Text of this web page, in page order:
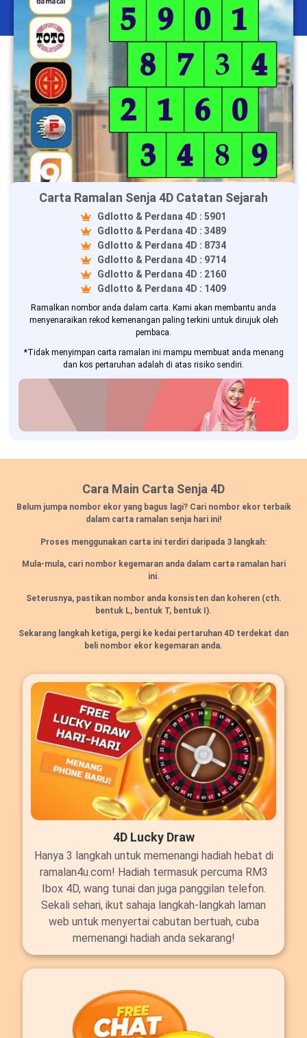
Carta Ramalan Senja 4D Catatan Sejarah
Gdlotto & Perdana 4D : 5901
Gdlotto & Perdana 4D : 3489
Gdlotto & Perdana 4D : 8734
Gdlotto & Perdana 4D : 9714
Gdlotto & Perdana 4D : 2160
Gdlotto & Perdana 4D : 1409
Ramalkan nombor anda dalam carta. Kami akan membantu anda
menyenaraikan rekod kemenangan paling terkini untuk dirujuk oleh
pembaca.
*Tidak menyimpan carta ramalan ini mampu membuat anda menang
dan kos pertaruhan adalah di atas risiko sendiri.
Cara Main Carta Senja 4D
Belum jumpa nombor ekor yang bagus lagi? Cari nombor ekor terbaik
dalam carta ramalan senja hari ini!
Proses menggunakan carta ini terdiri daripada 3 langkah:
Mula-mula, cari nombor kegemaran anda dalam carta ramalan hari
ini.
Seterusnya, pastikan nombor anda konsisten dan koheren (cth.
bentuk L, bentuk T, bentuk I).
Sekarang langkah ketiga, pergi ke kedai pertaruhan 4D terdekat dan
beli nombor ekor kegemaran anda.
4D Lucky Draw
Hanya 3 langkah untuk memenangi hadiah hebat di
ramalan4u.com! Hadiah termasuk percuma RM3
Ibox 4D, wang tunai dan juga panggilan telefon.
Sekali sehari, ikut sahaja langkah-langkah laman
web untuk menyertai cabutan bertuah, cuba
memenangi hadiah anda sekarang!